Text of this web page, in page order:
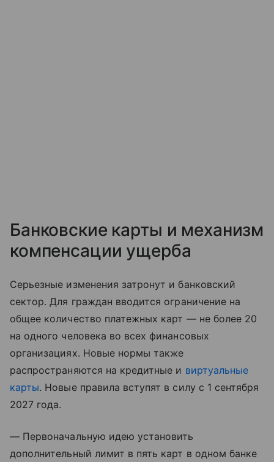
Банковские карты и механизм
компенсации ущерба
Серьезные изменения затронут и банковский
сектор. Для граждан вводится ограничение на
общее количество платежных карт — не более 20
на одного человека во всех финансовых
организациях. Новые нормы также
распространяются на кредитные и виртуальные
карты. Новые правила вступят в силу с 1 сентября
2027 года.
— Первоначальную идею установить
дополнительный лимит в пять карт в одном банке